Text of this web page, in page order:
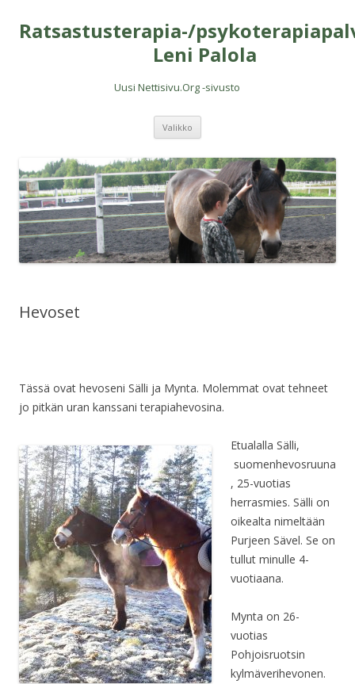
Ratsastusterapia-/
Leni Palola
Uusi Nettisivu.Org -sivusto
Valikko
Hevoset
Tässä ovat hevoseni Sälli ja Mynta. Molemmat ovat tehneet
jo pitkän uran kanssani terapiahevosina.
Etualalla Sälli,
suomenhevosruuna
, 25-vuotias
herrasmies. Sälli on
oikealta nimeltään
Purjeen Sävel. Se on
tullut minulle 4-
vuotiaana.
Mynta on 26-
vuotias
Pohjoisruotsin
kylmäverihevonen.